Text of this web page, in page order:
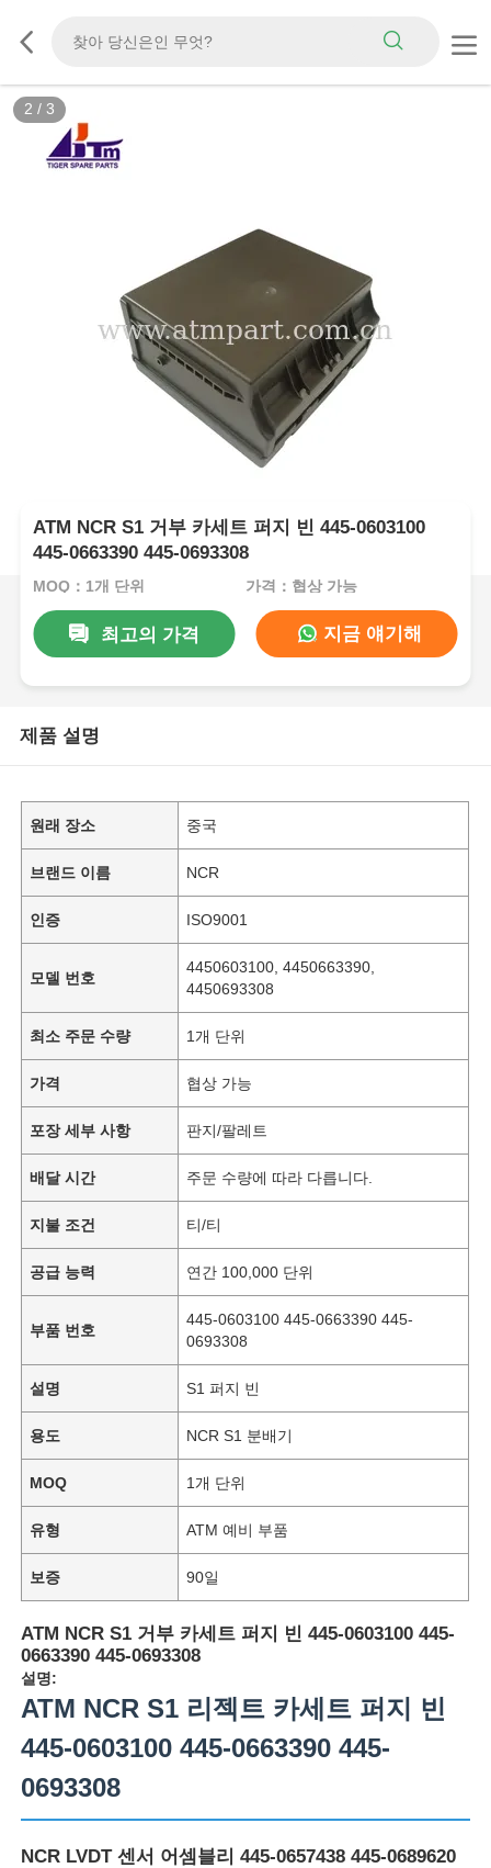
2 / 3
ATM NCR S1 거부 카세트 퍼지 빈 445-0603100
445-0663390 445-0693308
MOQ：1개 단위 가격：협상 가능
최고의 가격 지금 얘기해
제품 설명
원래 장소 중국
브랜드 이름 NCR
인증 ISO9001
모델 번호
4450603100, 4450663390,
4450693308
최소 주문 수량 1개 단위
가격 협상 가능
포장 세부 사항 판지/팔레트
배달 시간 주문 수량에 따라 다릅니다.
지불 조건 티/티
공급 능력 연간 100,000 단위
부품 번호
445-0603100 445-0663390 445-
0693308
설명 S1 퍼지 빈
용도 NCR S1 분배기
MOQ 1개 단위
유형 ATM 예비 부품
보증 90일
ATM NCR S1 거부 카세트 퍼지 빈 445-0603100 445-
0663390 445-0693308
설명:
ATM NCR S1 리젝트 카세트 퍼지 빈
445-0603100 445-0663390 445-
0693308
NCR LVDT 센서 어셈블리 445-0657438 445-0689620